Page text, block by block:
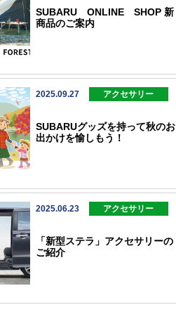
SUBARU ONLINE SHOP 新
商品のご案内
2025.09.27 アクセサリー
SUBARUグッズを持って秋のお
出かけを愉しもう！
2025.06.23 アクセサリー
「新型ステラ」アクセサリーの
ご紹介